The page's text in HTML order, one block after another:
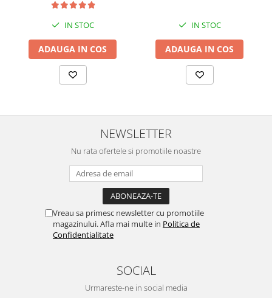
transparent
IN STOC
ADAUGA IN COS
IN STOC
ADAUGA IN COS
NEWSLETTER
Nu rata ofertele si promotiile noastre
Vreau sa primesc newsletter cu promotiile
magazinului. Afla mai multe in Politica de
Confidentialitate
SOCIAL
Urmareste-ne in social media